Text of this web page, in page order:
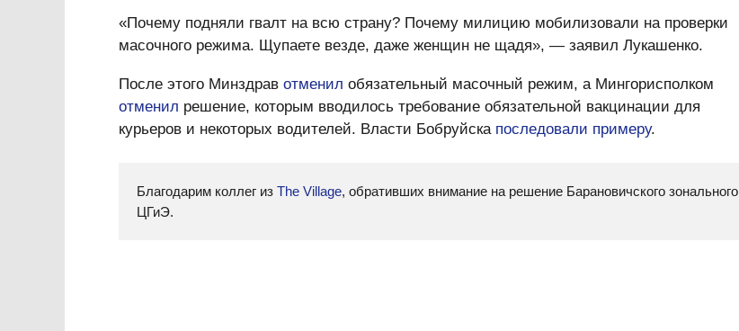
«Почему подняли гвалт на всю страну? Почему милицию мобилизовали на проверки
масочного режима. Щупаете везде, даже женщин не щадя», — заявил Лукашенко.
После этого Минздрав отменил обязательный масочный режим, а Мингорисполком
отменил решение, которым вводилось требование обязательной вакцинации для
курьеров и некоторых водителей. Власти Бобруйска последовали примеру.
Благодарим коллег из The Village, обративших внимание на решение Барановичского зонального
ЦГиЭ.